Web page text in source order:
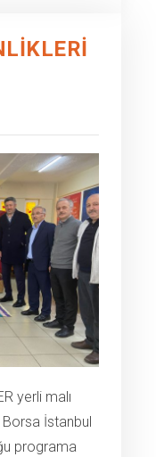
yerli malı
İstanbul
programa